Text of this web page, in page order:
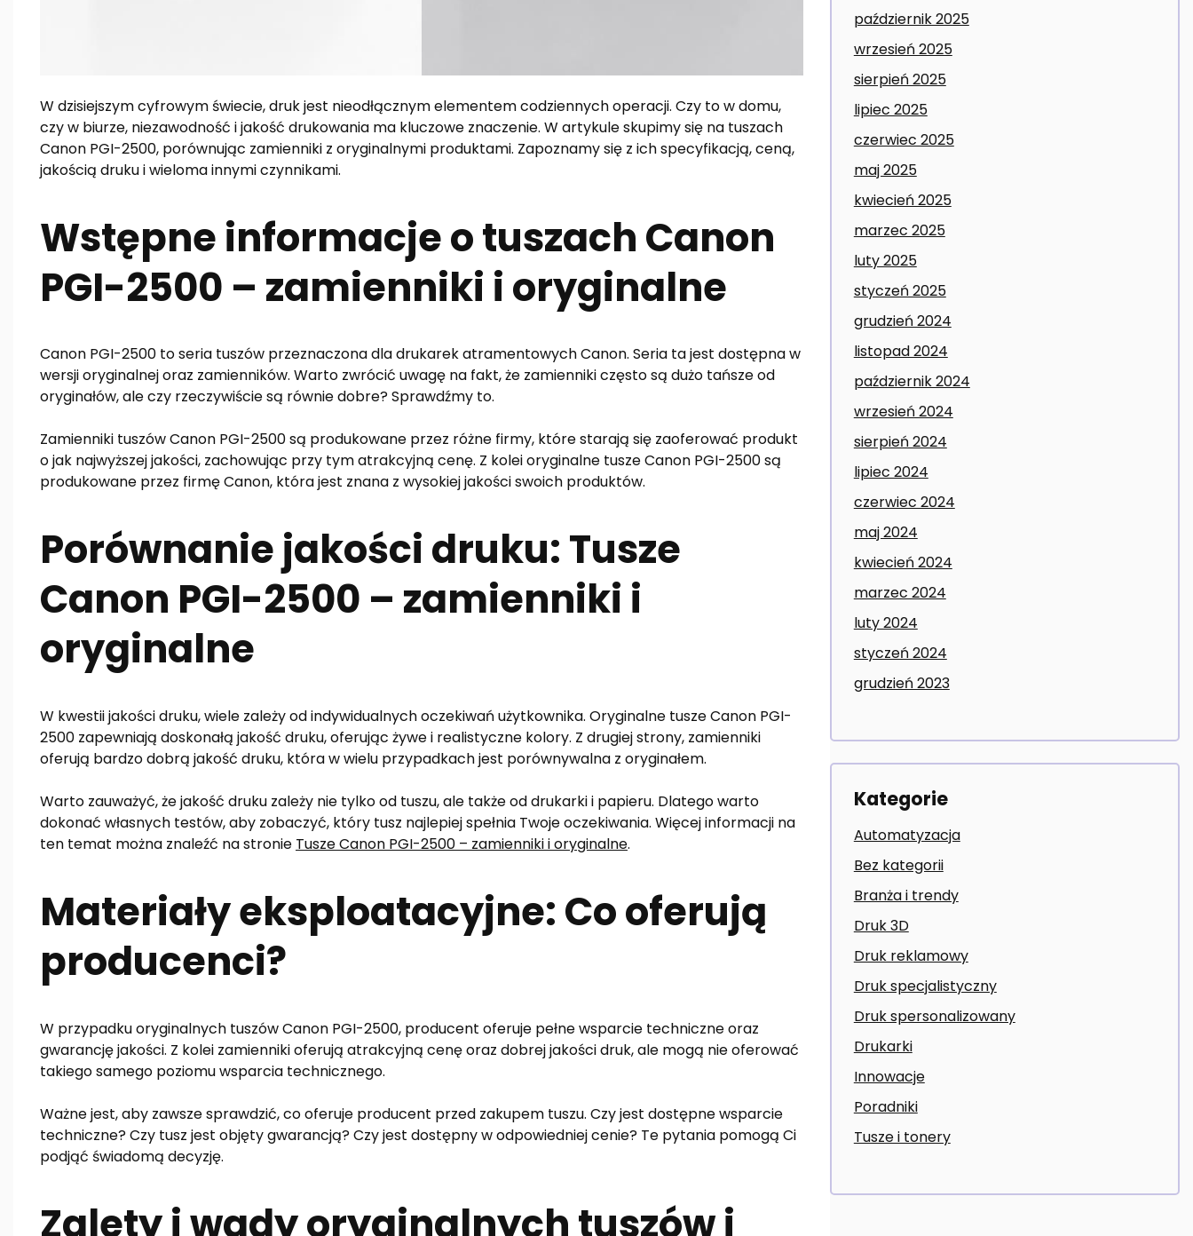
W dzisiejszym cyfrowym świecie, druk jest nieodłącznym elementem codziennych operacji. Czy to w domu,
czy w biurze, niezawodność i jakość drukowania ma kluczowe znaczenie. W artykule skupimy się na tuszach
Canon PGI-2500, porównując zamienniki z oryginalnymi produktami. Zapoznamy się z ich specyfikacją, ceną,
jakością druku i wieloma innymi czynnikami.
Wstępne informacje o tuszach Canon
PGI-2500 – zamienniki i oryginalne
Canon PGI-2500 to seria tuszów przeznaczona dla drukarek atramentowych Canon. Seria ta jest dostępna w
wersji oryginalnej oraz zamienników. Warto zwrócić uwagę na fakt, że zamienniki często są dużo tańsze od
oryginałów, ale czy rzeczywiście są równie dobre? Sprawdźmy to.
Zamienniki tuszów Canon PGI-2500 są produkowane przez różne firmy, które starają się zaoferować produkt
o jak najwyższej jakości, zachowując przy tym atrakcyjną cenę. Z kolei oryginalne tusze Canon PGI-2500 są
produkowane przez firmę Canon, która jest znana z wysokiej jakości swoich produktów.
Porównanie jakości druku: Tusze
Canon PGI-2500 – zamienniki i
oryginalne
W kwestii jakości druku, wiele zależy od indywidualnych oczekiwań użytkownika. Oryginalne tusze Canon PGI-
2500 zapewniają doskonałą jakość druku, oferując żywe i realistyczne kolory. Z drugiej strony, zamienniki
oferują bardzo dobrą jakość druku, która w wielu przypadkach jest porównywalna z oryginałem.
Warto zauważyć, że jakość druku zależy nie tylko od tuszu, ale także od drukarki i papieru. Dlatego warto
dokonać własnych testów, aby zobaczyć, który tusz najlepiej spełnia Twoje oczekiwania. Więcej informacji na
ten temat można znaleźć na stronie Tusze Canon PGI-2500 – zamienniki i oryginalne.
Materiały eksploatacyjne: Co oferują
producenci?
W przypadku oryginalnych tuszów Canon PGI-2500, producent oferuje pełne wsparcie techniczne oraz
gwarancję jakości. Z kolei zamienniki oferują atrakcyjną cenę oraz dobrej jakości druk, ale mogą nie oferować
takiego samego poziomu wsparcia technicznego.
Ważne jest, aby zawsze sprawdzić, co oferuje producent przed zakupem tuszu. Czy jest dostępne wsparcie
techniczne? Czy tusz jest objęty gwarancją? Czy jest dostępny w odpowiedniej cenie? Te pytania pomogą Ci
podjąć świadomą decyzję.
Zalety i wady oryginalnych tuszów i
październik 2025
wrzesień 2025
sierpień 2025
lipiec 2025
czerwiec 2025
maj 2025
kwiecień 2025
marzec 2025
luty 2025
styczeń 2025
grudzień 2024
listopad 2024
październik 2024
wrzesień 2024
sierpień 2024
lipiec 2024
czerwiec 2024
maj 2024
kwiecień 2024
marzec 2024
luty 2024
styczeń 2024
grudzień 2023
Kategorie
Automatyzacja
Bez kategorii
Branża i trendy
Druk 3D
Druk reklamowy
Druk specjalistyczny
Druk spersonalizowany
Drukarki
Innowacje
Poradniki
Tusze i tonery